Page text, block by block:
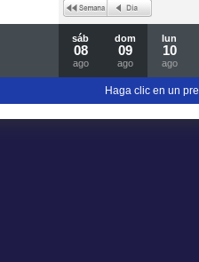
sáb
08
ago
dom
09
ago
lun
10
ago
Haga clic en un